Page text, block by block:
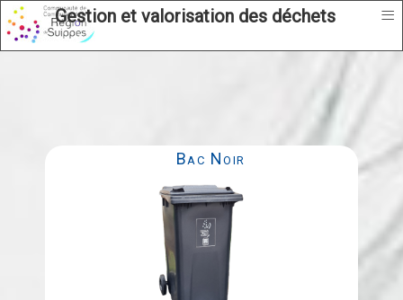
Gestion et valorisation des déchets ≡
Bac Noir